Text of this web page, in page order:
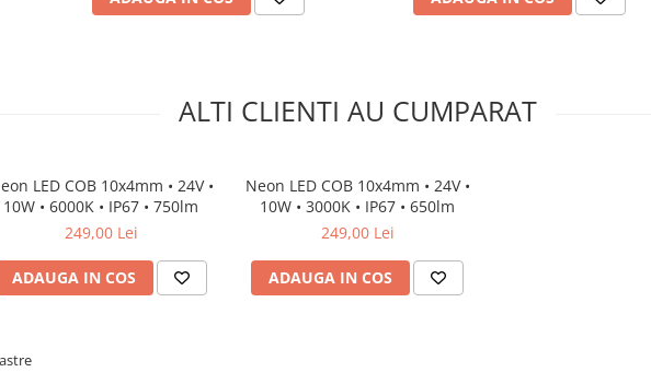
ALTI CLIENTI AU CUMPARAT
LED COB 10x4mm • 24V •
10W • 6000K • IP67 • 750lm
249,00 Lei
ADAUGA IN COS
Neon LED COB 10x4mm • 24V •
10W • 3000K • IP67 • 650lm
249,00 Lei
ADAUGA IN COS